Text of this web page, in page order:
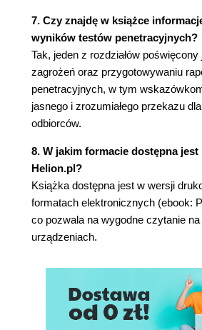
Spójność systemu i auto-
Ochrona poufnych danych i
bezpieczeństwa
Jakie są ataki i ich skutki?
Metodyka STRIDE w
bezpieczeństwa
Przykładowy system:
Wybór scenariusza
Podsumowanie
Część II. Atakowanie sprzętu
Wprowadzenie do płytki bluepill
Do czego służy płytka
7. Czy znajdę w książce
wyników testów penetracyjnych?
Tak, jeden z rozdziałów
zagrożeń oraz przygotowywaniu
penetracyjnych, w tym
jasnego i zrozumiałego przekazu
odbiorców.
8. W jakim formacie dostępna jest
Helion.pl?
Książka dostępna jest w wersji
formatach elektronicznych (ebook:
co pozwala na wygodne czytanie
urządzeniach.